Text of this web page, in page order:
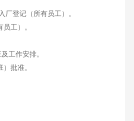
登记（所有员工）。
工）。
工作安排。
批准。